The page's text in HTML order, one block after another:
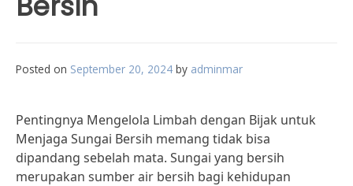
Posted on September 20, 2024 by adminmar
Pentingnya Mengelola Limbah dengan Bijak untuk
Menjaga Sungai Bersih memang tidak bisa
dipandang sebelah mata. Sungai yang bersih
merupakan sumber air bersih bagi kehidupan